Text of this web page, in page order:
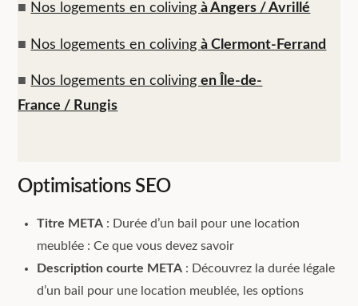
■ Nos logements en colivingà Angers / Avrillé
■ Nos logements en colivingà Clermont-Ferrand
■ Nos logements en colivingen Île-de-
France / Rungis
Optimisations SEO
Titre META : Durée d’un bail pour une location
meublée : Ce que vous devez savoir
Description courte META : Découvrez la durée légale
d’un bail pour une location meublée, les options